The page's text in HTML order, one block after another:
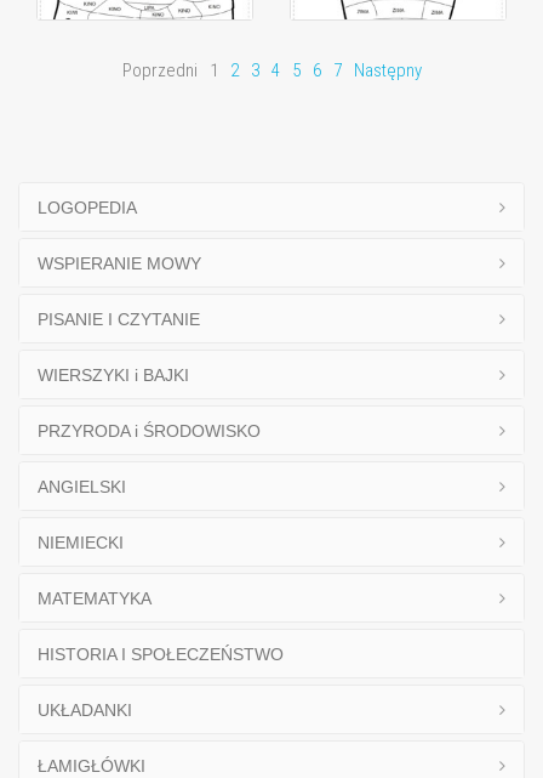
Poprzedni 1 2 3 4 5 6 7 Następny
LOGOPEDIA
WSPIERANIE MOWY
PISANIE I CZYTANIE
WIERSZYKI i BAJKI
PRZYRODA i ŚRODOWISKO
ANGIELSKI
NIEMIECKI
MATEMATYKA
HISTORIA I SPOŁECZEŃSTWO
UKŁADANKI
ŁAMIGŁÓWKI